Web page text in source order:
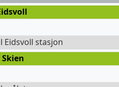
Eidsvoll stasjon
Skien